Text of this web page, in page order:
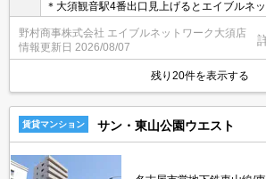
＊大須観音駅4番出口見上げるとエイブルネ
野村商事株式会社 エイブルネットワーク大須店
情報更新日 2026/08/07
残り20件を表示する
賃貸マンション サン・東山公園ウエスト